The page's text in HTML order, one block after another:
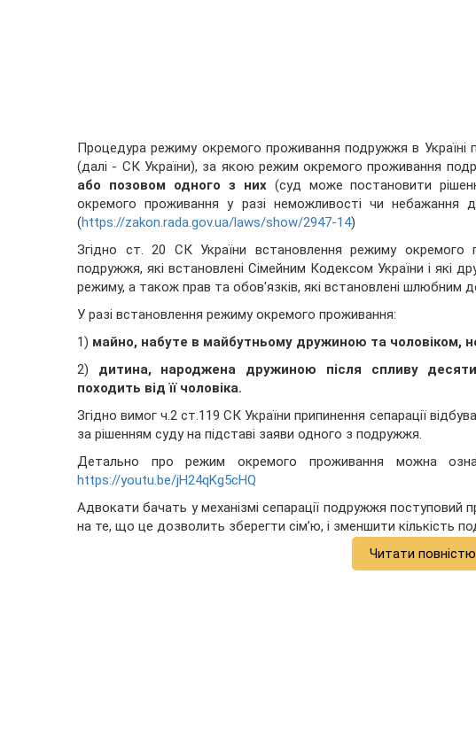
Процедура режиму окремого проживання подружжя в Україні
(далі - СК України), за якою режим окремого проживання
або позовом одного з них(суд може постановити
окремого проживання у разі неможливості чи небажання
(https://zakon.rada.gov.ua/laws/show/2947-14)
Згідно ст. 20 СК України встановлення режиму окремого
подружжя, які встановлені Сімейним Кодексом України і які
режиму, а також прав та обов'язків, які встановлені шлюбним
У разі встановлення режиму окремого проживання:
1) майно, набуте в майбутньому дружиною та чоловіком,
2) дитина, народжена дружиною після спливу
походить від її чоловіка.
Згідно вимог ч.2 ст.119 СК України припинення сепарації
за рішенням суду на підставі заяви одного з подружжя.
Детально про режим окремого проживання можна
https://youtu.be/jH24qKg5cHQ
Адвокати бачать у механізмі сепарації подружжя поступовий
на те, що це дозволить зберегти сім’ю, і зменшити кількість
Читати повністю